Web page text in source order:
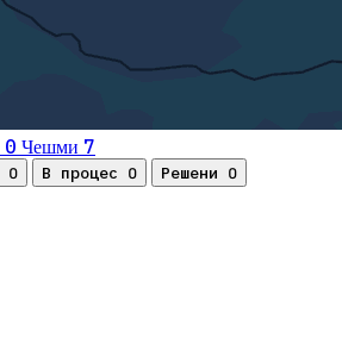
0 Чешми 7
0 В процес 0 Решени 0